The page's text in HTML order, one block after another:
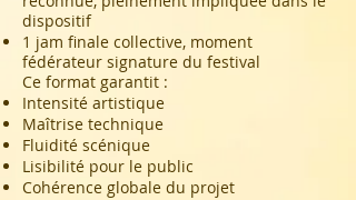
dispositif
1 jam finale collective, moment
fédérateur signature du festival
Ce format garantit :
Intensité artistique
Maîtrise technique
Fluidité scénique
Lisibilité pour le public
Cohérence globale du projet